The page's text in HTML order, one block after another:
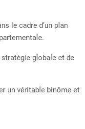
le cadre d’un plan
globale et de
un véritable binôme et